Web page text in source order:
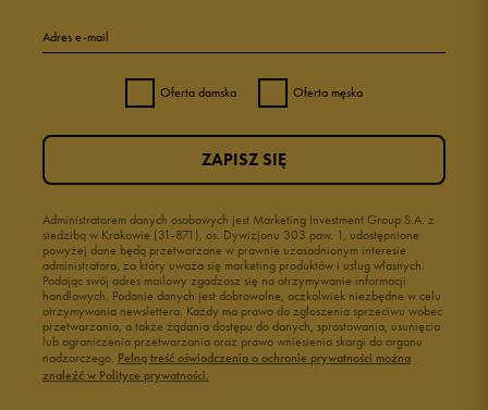
4 0%
1 0%
Jak zbieramy opinie?
Adres e-mail
Oferta damska Oferta męska
Administratorem danych osobowych jest Marketing Investment Group S.A. z
siedzibą w Krakowie (31-871), os. Dywizjonu 303 paw. 1, udostępnione
powyżej dane będą przetwarzane w prawnie uzasadnionym interesie
administratora, za który uważa się marketing produktów i usług własnych.
Podając swój adres mailowy zgadzasz się na otrzymywanie informacji
handlowych. Podanie danych jest dobrowolne, aczkolwiek niezbędne w celu
otrzymywania newslettera. Każdy ma prawo do zgłoszenia sprzeciwu wobec
przetwarzania, a także żądania dostępu do danych, sprostowania, usunięcia
lub ograniczenia przetwarzania oraz prawo wniesienia skargi do organu
nadzorczego. Pełną treść oświadczenia o ochronie prywatności można
znaleźć w Polityce prywatności.
ZAPISZ SIĘ